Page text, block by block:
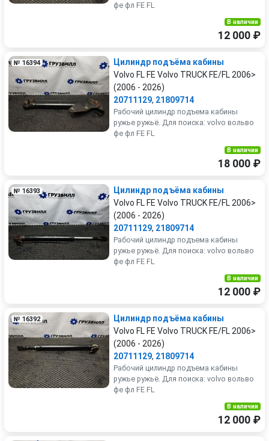
фе фл FE FL
В наличии
12 000 ₽
№ 16394
Цилиндр подъёма кабины
Volvo FL FE Volvo TRUCK FE/FL 2006>
(2006 - 2026)
20711129, 21809714
Рабочий цилиндр подъема кабины
ружье ружьё. Для поиска: volvo вольво
фе фл FE FL
В наличии
18 000 ₽
№ 16393
Цилиндр подъёма кабины
Volvo FL FE Volvo TRUCK FE/FL 2006>
(2006 - 2026)
20711129, 21809714
Рабочий цилиндр подъема кабины
ружье ружьё. Для поиска: volvo вольво
фе фл FE FL
В наличии
12 000 ₽
№ 16392
Цилиндр подъёма кабины
Volvo FL FE Volvo TRUCK FE/FL 2006>
(2006 - 2026)
20711129, 21809714
Рабочий цилиндр подъема кабины
ружье ружьё. Для поиска: volvo вольво
фе фл FE FL
В наличии
12 000 ₽